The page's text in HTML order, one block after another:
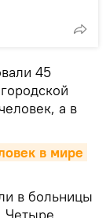
45
а в
в мире
в больницы
Четыре